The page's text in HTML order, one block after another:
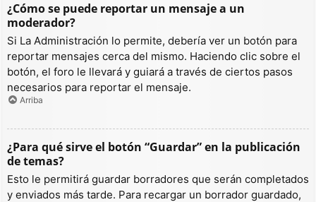
¿Cómo se puede reportar un mensaje a un
moderador?
Si La Administración lo permite, debería ver un botón para
reportar mensajes cerca del mismo. Haciendo clic sobre el
botón, el foro le llevará y guiará a través de ciertos pasos
necesarios para reportar el mensaje.
Arriba
¿Para qué sirve el botón “Guardar” en la publicación
de temas?
Esto le permitirá guardar borradores que serán completados
y enviados más tarde. Para recargar un borrador guardado,